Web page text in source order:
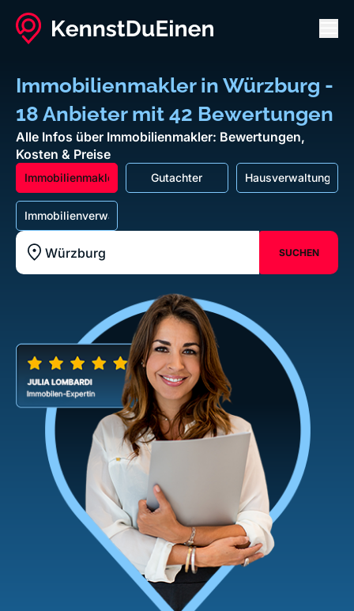
Immobilienmakler in Würzburg -
18 Anbieter mit 42 Bewertungen
Alle Infos über Immobilienmakler: Bewertungen,
Kosten & Preise
Immobilienmakler Gutachter Hausverwaltung
Immobilienverwaltung
Standort z.B. Frankfurt am Main
SUCHEN